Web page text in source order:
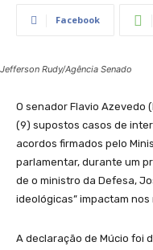
Facebook
Jefferson Rudy/Agência Senado
O senador Flavio Azevedo
(9) supostos casos de
acordos firmados pelo
parlamentar, durante um
de o ministro da Defesa,
ideológicas” impactam
A declaração de Múcio foi